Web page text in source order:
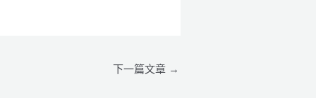
下一篇文章 →